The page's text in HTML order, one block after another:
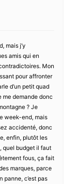
mais j’y
amis qui en
Mon
pour affronter
d’un petit quad
me demande donc
? Je
week-end, mais
accidenté, donc
enfin, plutôt les
quel budget il faut
fous, ça fait
marques, parce
panne, c’est pas